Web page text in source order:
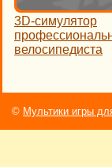
3D-симулятор
велосипедиста
© Мультики игры